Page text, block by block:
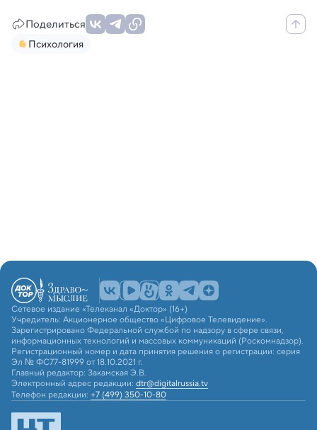
Поделиться
Психология
Сетевое издание «Телеканал «Доктор» (16+)
Учредитель: Акционерное общество «Цифровое Телевидение».
Зарегистрировано Федеральной службой по надзору в сфере связи,
информационных технологий и массовых коммуникаций (Роскомнадзор).
Регистрационный номер и дата принятия решения о регистрации: серия
Эл № ФС77-81999 от 18.10.2021 г.
Главный редактор: Закамская Э.В.
Электронный адрес редакции: dtr@digitalrussia.tv
Телефон редакции: +7 (499) 350-10-80